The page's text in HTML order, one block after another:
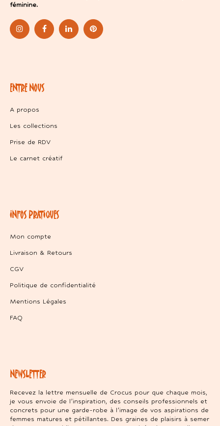
féminine.
ENTRE NOUS
A propos
Les collections
Prise de RDV
Le carnet créatif
INFOS PRATIQUES
Mon compte
Livraison & Retours
CGV
Politique de confidentialité
Mentions Légales
FAQ
NEWSLETTER
Recevez la lettre mensuelle de Crocus pour que chaque mois,
je vous envoie de l’inspiration, des conseils professionnels et
concrets pour une garde-robe à l’image de vos aspirations de
femmes matures et pétillantes. Des graines de plaisirs à semer